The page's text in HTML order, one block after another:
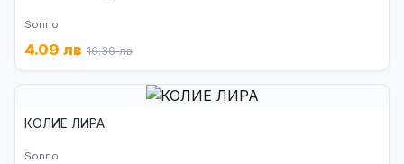
Sonno
4.09 лв 16.36 лв
КОЛИЕ ЛИРА
Sonno